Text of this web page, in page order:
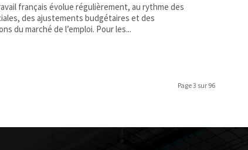
français évolue régulièrement, au rythme des
des ajustements budgétaires et des
du marché de l’emploi. Pour les...
Page 3 sur 96